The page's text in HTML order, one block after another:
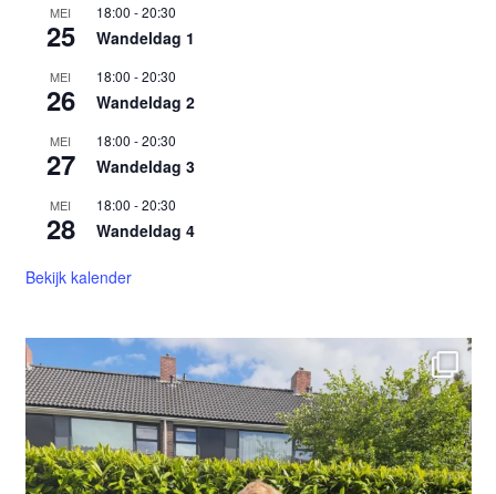
MEI
25
18:00 -20:30
Wandeldag 1
MEI
26
18:00 -20:30
Wandeldag 2
MEI
27
18:00 -20:30
Wandeldag 3
MEI
28
18:00 -20:30
Wandeldag 4
Bekijk kalender